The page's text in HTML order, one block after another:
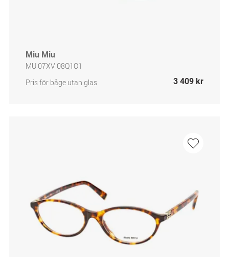
Miu Miu
MU 07XV 08Q1O1
Pris för båge utan glas
3 409 kr